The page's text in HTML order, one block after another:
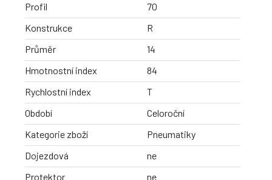
Profil
70
Konstrukce
R
Průměr
14
Hmotnostní index
84
Rychlostní index
T
Období
Celoroční
Kategorie zboží
Pneumatiky
Dojezdová
ne
Protektor
ne